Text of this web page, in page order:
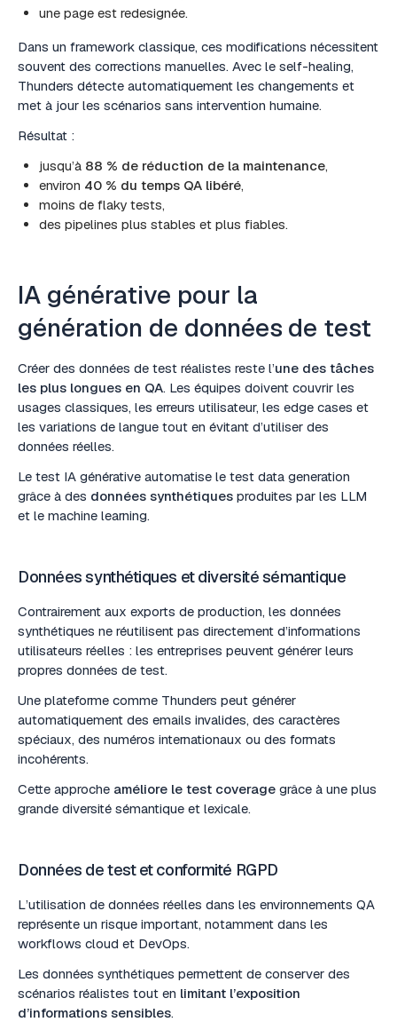
une page est redesignée.
Dans un framework classique, ces modifications nécessitent
souvent des corrections manuelles. Avec le self-healing,
Thunders détecte automatiquement les changements et
met à jour les scénarios sans intervention humaine.
Résultat :
jusqu’à 88 % de réduction de la maintenance,
environ 40 % du temps QA libéré,
moins de flaky tests,
des pipelines plus stables et plus fiables.
IA générative pour la
génération de données de test
Créer des données de test réalistes reste l’une des tâches
les plus longues en QA. Les équipes doivent couvrir les
usages classiques, les erreurs utilisateur, les edge cases et
les variations de langue tout en évitant d’utiliser des
données réelles.
Le test IA générative automatise le test data generation
grâce à des données synthétiques produites par les LLM
et le machine learning.
Données synthétiques et diversité sémantique
Contrairement aux exports de production, les données
synthétiques ne réutilisent pas directement d’informations
utilisateurs réelles : les entreprises peuvent générer leurs
propres données de test.
Une plateforme comme Thunders peut générer
automatiquement des emails invalides, des caractères
spéciaux, des numéros internationaux ou des formats
incohérents.
Cette approche améliore le test coverage grâce à une plus
grande diversité sémantique et lexicale.
Données de test et conformité RGPD
L’utilisation de données réelles dans les environnements QA
représente un risque important, notamment dans les
workflows cloud et DevOps.
Les données synthétiques permettent de conserver des
scénarios réalistes tout en limitant l’exposition
d’informations sensibles.